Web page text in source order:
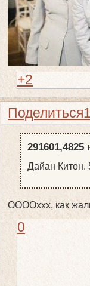
+2
Поделиться
291601,4825
Дайан Китон.
ООООххх, как
0